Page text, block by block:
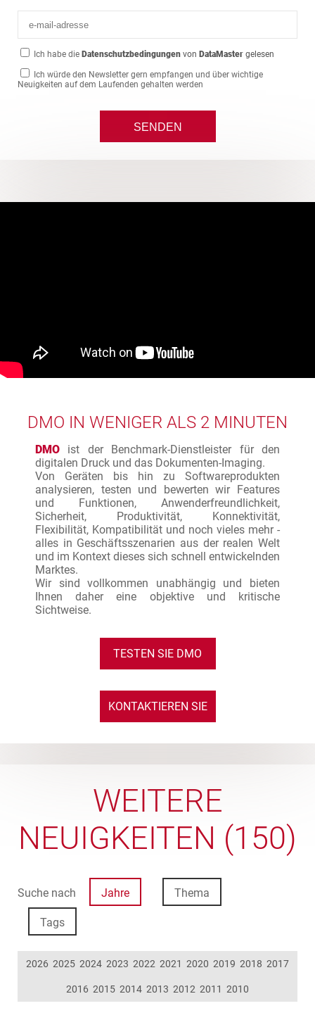
Ich habe die Datenschutzbedingungen von DataMaster gelesen
Ich würde den Newsletter gern empfangen und über wichtige
Neuigkeiten auf dem Laufenden gehalten werden
DMO IN WENIGER ALS 2 MINUTEN
DMO ist der Benchmark-Dienstleister für den
digitalen Druck und das Dokumenten-Imaging.
Von Geräten bis hin zu Softwareprodukten
analysieren, testen und bewerten wir Features
und Funktionen, Anwenderfreundlichkeit,
Sicherheit, Produktivität, Konnektivität,
Flexibilität, Kompatibilität und noch vieles mehr -
alles in Geschäftsszenarien aus der realen Welt
und im Kontext dieses sich schnell entwickelnden
Marktes.
Wir sind vollkommen unabhängig und bieten
Ihnen daher eine objektive und kritische
Sichtweise.
TESTEN SIE DMO
KONTAKTIEREN SIE
WEITERE
NEUIGKEITEN (150)
Suche nach Jahre Thema
Tags
2026 2025 2024 2023 2022 2021 2020 2019 2018 2017
2016 2015 2014 2013 2012 2011 2010